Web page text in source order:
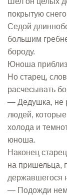
покрытую
Cедой
большим
бороду.
Юноша
Но старец,
расчесывать
— Дедушка, не
людей,
холода и
юноша.
Наконец
на пришельца,
державшегося
— Подожди